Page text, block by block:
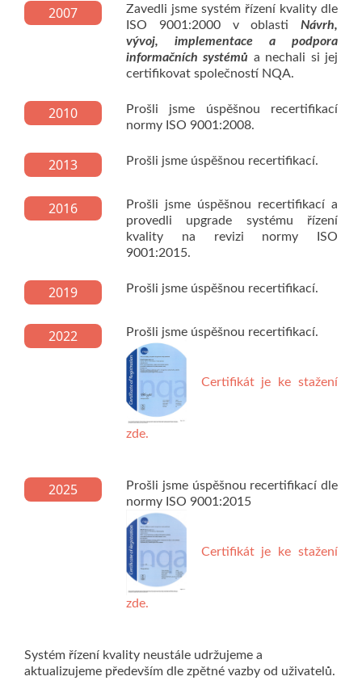
2007
Zavedli jsme systém řízení kvality dle
ISO 9001:2000 v oblasti Návrh,
vývoj, implementace a podpora
informačních systémů a nechali si jej
certifikovat společností NQA.
2010
Prošli jsme úspěšnou recertifikací
normy ISO 9001:2008.
2013 Prošli jsme úspěšnou recertifikací.
2016
Prošli jsme úspěšnou recertifikací a
provedli upgrade systému řízení
kvality na revizi normy ISO
9001:2015.
2019 Prošli jsme úspěšnou recertifikací.
2022 Prošli jsme úspěšnou recertifikací.
Certifikát je ke stažení
zde.
2025
Prošli jsme úspěšnou recertifikací dle
normy ISO 9001:2015
Certifikát je ke stažení
zde.
Systém řízení kvality neustále udržujeme a
aktualizujeme především dle zpětné vazby od uživatelů.